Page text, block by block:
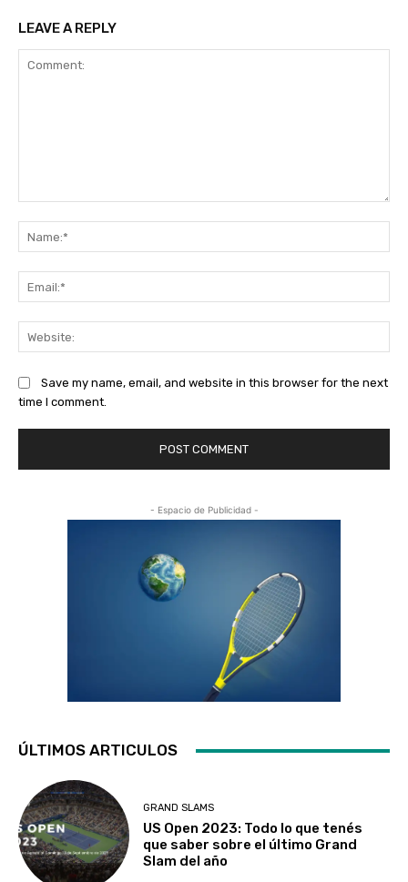
LEAVE A REPLY
Save my name, email, and website in this browser for the next
time I comment.
- Espacio de Publicidad -
ÚLTIMOS ARTICULOS
GRAND SLAMS
US Open 2023: Todo lo que tenés
que saber sobre el último Grand
Slam del año